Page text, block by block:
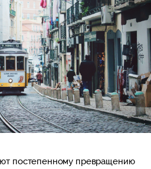
постепенному превращению